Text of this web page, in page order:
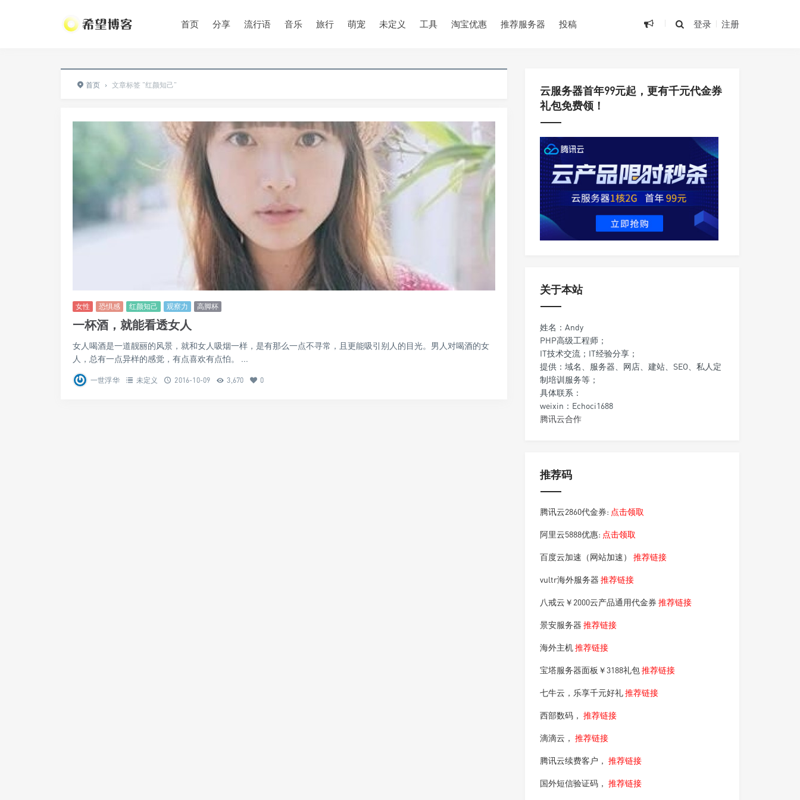
首页 分享 流行语 音乐 旅行 萌宠 未定义 工具 淘宝优惠 推荐服务器 投稿 登录 注册
首页 › 文章标签 "红颜知己"
女性 恐惧感 红颜知己 观察力 高脚杯
一杯酒，就能看透女人
女人喝酒是一道靓丽的风景，就和女人吸烟一样，是有那么一点不寻常，且更能吸引别人的目光。男人对喝酒的女
人，总有一点异样的感觉，有点喜欢有点怕。 ...
一世浮华 未定义 2016-10-09 3,670 0
云服务器首年99元起，更有千元代金券
礼包免费领！
关于本站
姓名：Andy
PHP高级工程师；
IT技术交流；IT经验分享；
提供：域名、服务器、网店、建站、SEO、私人定
制培训服务等；
具体联系：
weixin：Echoci1688
腾讯云合作
推荐码
腾讯云2860代金券: 点击领取
阿里云5888优惠: 点击领取
百度云加速（网站加速）推荐链接
vultr海外服务器推荐链接
八戒云￥2000云产品通用代金券推荐链接
景安服务器推荐链接
海外主机推荐链接
宝塔服务器面板￥3188礼包推荐链接
七牛云，乐享千元好礼推荐链接
西部数码，推荐链接
滴滴云，推荐链接
腾讯云续费客户，推荐链接
国外短信验证码，推荐链接